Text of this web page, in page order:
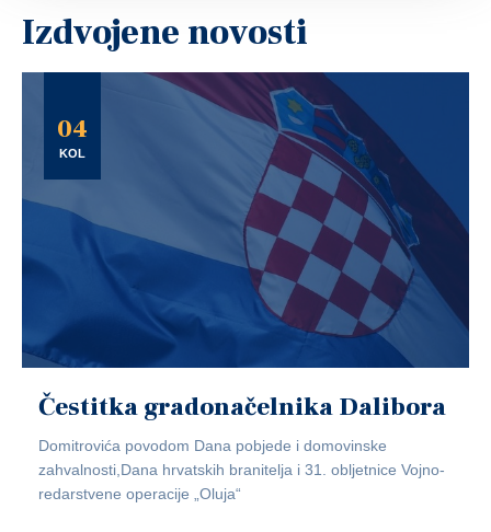
Izdvojene novosti
04
KOL
Čestitka gradonačelnika Dalibora
Domitrovića povodom Dana pobjede i domovinske
zahvalnosti,Dana hrvatskih branitelja i 31. obljetnice Vojno-
redarstvene operacije „Oluja“